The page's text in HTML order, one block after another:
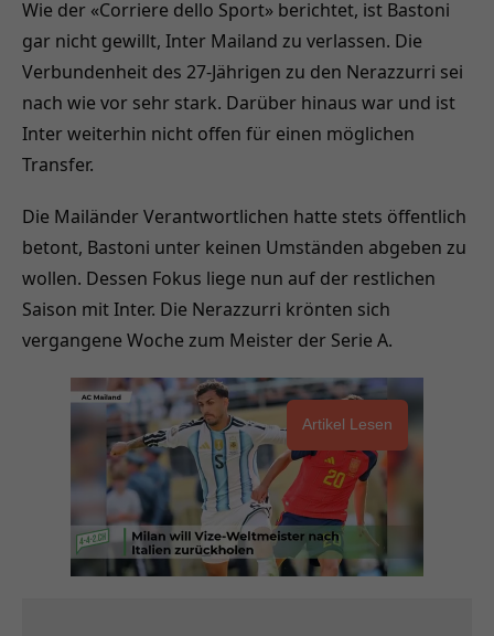
Wie der «Corriere dello Sport» berichtet, ist Bastoni
gar nicht gewillt, Inter Mailand zu verlassen. Die
Verbundenheit des 27-Jährigen zu den Nerazzurri sei
nach wie vor sehr stark. Darüber hinaus war und ist
Inter weiterhin nicht offen für einen möglichen
Transfer.
Die Mailänder Verantwortlichen hatte stets öffentlich
betont, Bastoni unter keinen Umständen abgeben zu
wollen. Dessen Fokus liege nun auf der restlichen
Saison mit Inter. Die Nerazzurri krönten sich
vergangene Woche zum Meister der Serie A.
Artikel Lesen